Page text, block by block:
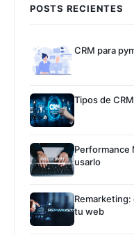
POSTS RECIENTES
CRM para
Tipos de
Performance
usarlo
tu web